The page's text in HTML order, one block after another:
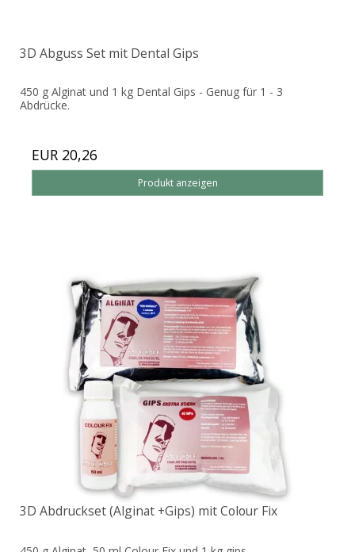
3D Abguss Set mit Dental Gips
450 g Alginat und 1 kg Dental Gips - Genug für 1 - 3
Abdrücke.
EUR 20,26
Produkt anzeigen
3D Abdruckset (Alginat +Gips) mit Colour Fix